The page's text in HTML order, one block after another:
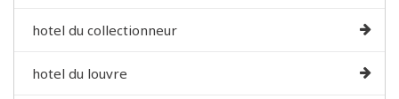
hotel du collectionneur
hotel du louvre